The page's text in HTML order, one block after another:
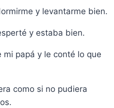
y levantarme bien.
y estaba bien.
papá y le conté lo que
como si no pudiera